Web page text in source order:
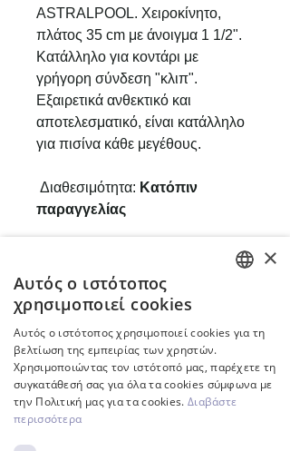
ASTRALPOOL. Χειροκίνητο,
πλάτος 35 cm με άνοιγμα 1 1/2".
Κατάλληλο για κοντάρι με
γρήγορη σύνδεση "κλιπ".
Εξαιρετικά ανθεκτικό και
αποτελεσματικό, είναι κατάλληλο
για πισίνα κάθε μεγέθους.
Διαθεσιμότητα: Κατόπιν
παραγγελίας
Σχετικά προϊόντα
Inverter
×
Αυτός ο ιστότοπος
χρησιμοποιεί cookies
Αυτός ο ιστότοπος χρησιμοποιεί cookies για τη
βελτίωση της εμπειρίας των χρηστών.
Χρησιμοποιώντας τον ιστότοπό μας, παρέχετε τη
συγκατάθεσή σας για όλα τα cookies σύμφωνα με
την Πολιτική μας για τα cookies. Διαβάστε
περισσότερα